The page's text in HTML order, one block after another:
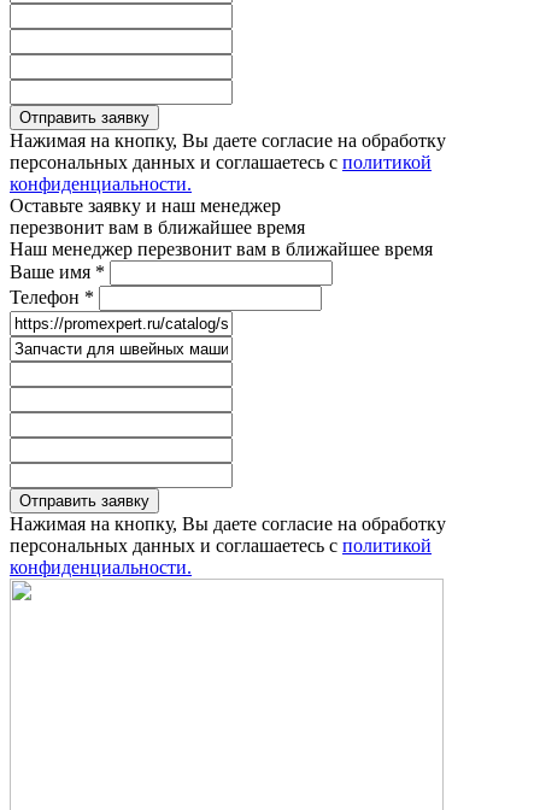
Отправить заявку
Нажимая на кнопку, Вы даете согласие на обработку
персональных данных и соглашаетесь с политикой
конфиденциальности.
Оставьте заявку и наш менеджер
перезвонит вам в ближайшее время
Наш менеджер перезвонит вам в ближайшее время
Ваше имя *
Телефон *
Отправить заявку
Нажимая на кнопку, Вы даете согласие на обработку
персональных данных и соглашаетесь с политикой
конфиденциальности.